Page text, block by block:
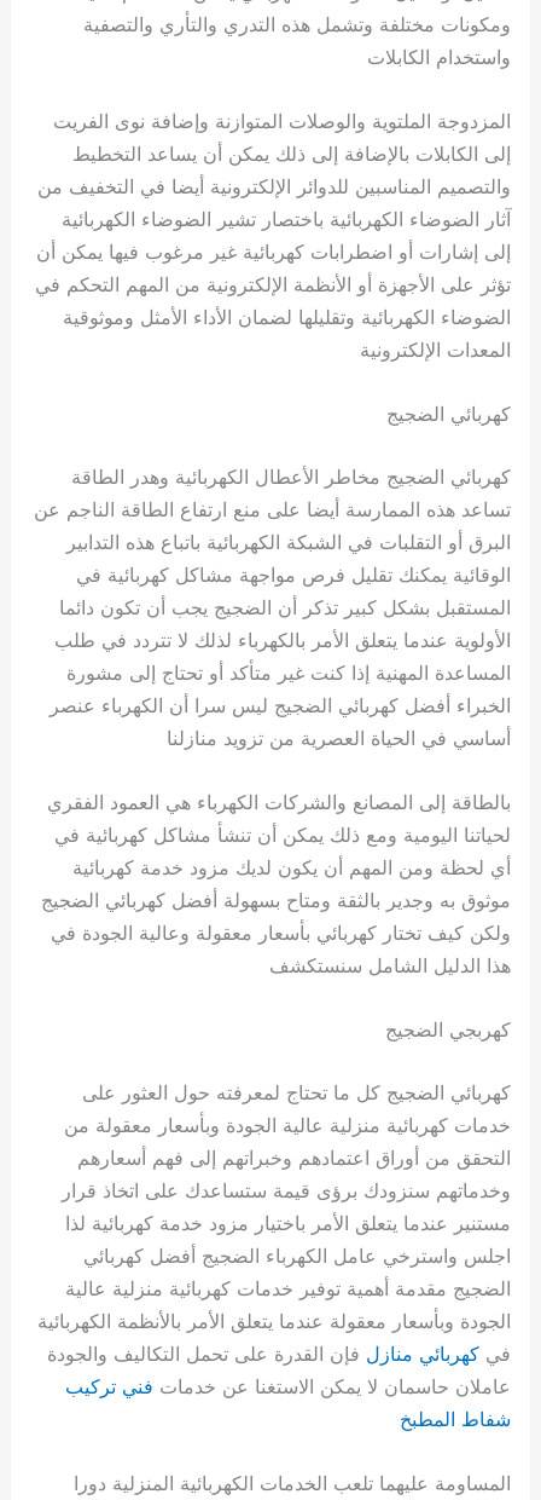
ومكونات مختلفة وتشمل هذه التدري والتأري والتصفية
واستخدام الكابلات
المزدوجة الملتوية والوصلات المتوازنة وإضافة نوى الفريت
إلى الكابلات بالإضافة إلى ذلك يمكن أن يساعد التخطيط
والتصميم المناسبين للدوائر الإلكترونية أيضا في التخفيف من
آثار الضوضاء الكهربائية باختصار تشير الضوضاء الكهربائية
إلى إشارات أو اضطرابات كهربائية غير مرغوب فيها يمكن أن
تؤثر على الأجهزة أو الأنظمة الإلكترونية من المهم التحكم في
الضوضاء الكهربائية وتقليلها لضمان الأداء الأمثل وموثوقية
المعدات الإلكترونية
كهربائي الضجيج
كهربائي الضجيج مخاطر الأعطال الكهربائية وهدر الطاقة
تساعد هذه الممارسة أيضا على منع ارتفاع الطاقة الناجم عن
البرق أو التقلبات في الشبكة الكهربائية باتباع هذه التدابير
الوقائية يمكنك تقليل فرص مواجهة مشاكل كهربائية في
المستقبل بشكل كبير تذكر أن الضجيج يجب أن تكون دائما
الأولوية عندما يتعلق الأمر بالكهرباء لذلك لا تتردد في طلب
المساعدة المهنية إذا كنت غير متأكد أو تحتاج إلى مشورة
الخبراء أفضل كهربائي الضجيج ليس سرا أن الكهرباء عنصر
أساسي في الحياة العصرية من تزويد منازلنا
بالطاقة إلى المصانع والشركات الكهرباء هي العمود الفقري
لحياتنا اليومية ومع ذلك يمكن أن تنشأ مشاكل كهربائية في
أي لحظة ومن المهم أن يكون لديك مزود خدمة كهربائية
موثوق به وجدير بالثقة ومتاح بسهولة أفضل كهربائي الضجيج
ولكن كيف تختار كهربائي بأسعار معقولة وعالية الجودة في
هذا الدليل الشامل سنستكشف
كهربجي الضجيج
كهربائي الضجيج كل ما تحتاج لمعرفته حول العثور على
خدمات كهربائية منزلية عالية الجودة وبأسعار معقولة من
التحقق من أوراق اعتمادهم وخبراتهم إلى فهم أسعارهم
وخدماتهم سنزودك برؤى قيمة ستساعدك على اتخاذ قرار
مستنير عندما يتعلق الأمر باختيار مزود خدمة كهربائية لذا
اجلس واسترخي عامل الكهرباء الضجيج أفضل كهربائي
الضجيج مقدمة أهمية توفير خدمات كهربائية منزلية عالية
الجودة وبأسعار معقولة عندما يتعلق الأمر بالأنظمة الكهربائية
فيكهربائي منازل فإن القدرة على تحمل التكاليف والجودة
عاملان حاسمان لا يمكن الاستغنا عن خدمات فني تركيب
شفاط المطبخ
المساومة عليهما تلعب الخدمات الكهربائية المنزلية دورا